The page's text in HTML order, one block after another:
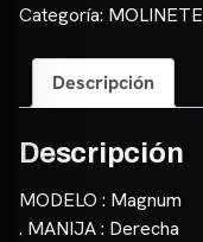
Categoría: MOLINETE
Descripción
Descripción
MODELO : Magnum
. MANIJA : Derecha